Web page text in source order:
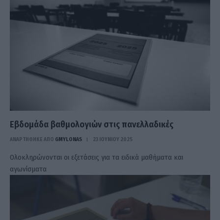
Εβδομάδα βαθμολογιών στις πανελλαδικές
ΑΝΑΡΤΗΘΗΚΕ ΑΠΟ GMYLONAS 23 ΙΟΥΝΊΟΥ 2025
Ολοκληρώνονται οι εξετάσεις για τα ειδικά μαθήματα και
αγωνίσματα